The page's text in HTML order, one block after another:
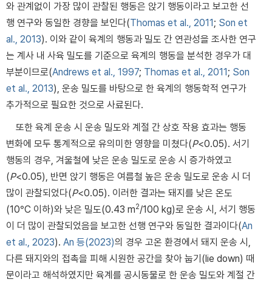
와 관계없이 가장 많이 관찰된 행동은 앉기 행동이라고 보고한 선
행 연구와 동일한 경향을 보인다(Thomas et al., 2011; Son et
al., 2013). 이와 같이 육계의 행동과 밀도 간 연관성을 조사한 연구
는 계사 내 사육 밀도를 기준으로 육계의 행동을 분석한 경우가 대
부분이므로(Andrews et al., 1997; Thomas et al., 2011; Son
et al., 2013), 운송 밀도를 바탕으로 한 육계의 행동학적 연구가
추가적으로 필요한 것으로 사료된다.
또한 육계 운송 시 운송 밀도와 계절 간 상호 작용 효과는 행동
변화에 모두 통계적으로 유의미한 영향을 미쳤다(P<0.05). 서기
행동의 경우, 겨울철에 낮은 운송 밀도로 운송 시 증가하였고
(P<0.05), 반면 앉기 행동은 여름철 높은 운송 밀도로 운송 시 더
많이 관찰되었다(P<0.05). 이러한 결과는 돼지를 낮은 온도
(10°C 이하)와 낮은 밀도(0.43 m2/100 kg)로 운송 시, 서기 행동
이 더 많이 관찰되었음을 보고한 선행 연구와 동일한 결과이다(An
et al., 2023). An 등(2023)의 경우 고온 환경에서 돼지 운송 시,
다른 돼지와의 접촉을 피해 시원한 공간을 찾아 눕기(lie down) 때
문이라고 해석하였지만 육계를 공시동물로 한 운송 밀도와 계절 간